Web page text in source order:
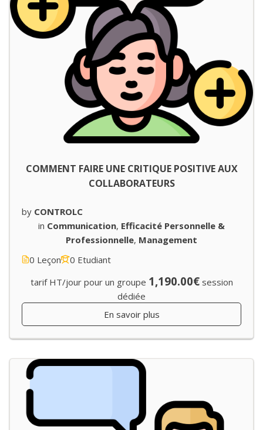
COMMENT FAIRE UNE CRITIQUE POSITIVE AUX
COLLABORATEURS
by CONTROLC
in Communication, Efficacité Personnelle &
Professionnelle, Management
0 Leçon
0 Etudiant
tarif HT/jour pour un groupe 1,190.00€ session
dédiée
En savoir plus